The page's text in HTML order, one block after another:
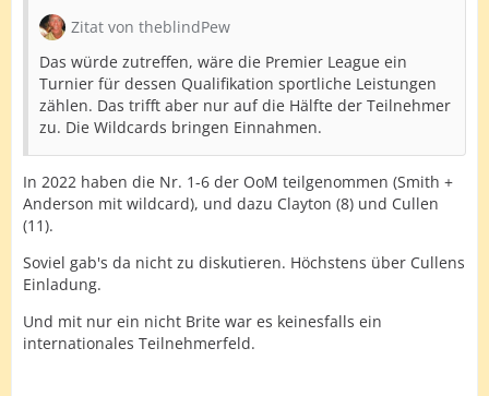
Zitat von theblindPew
Das würde zutreffen, wäre die Premier League ein
Turnier für dessen Qualifikation sportliche Leistungen
zählen. Das trifft aber nur auf die Hälfte der Teilnehmer
zu. Die Wildcards bringen Einnahmen.
In 2022 haben die Nr. 1-6 der OoM teilgenommen (Smith +
Anderson mit wildcard), und dazu Clayton (8) und Cullen
(11).
Soviel gab's da nicht zu diskutieren. Höchstens über Cullens
Einladung.
Und mit nur ein nicht Brite war es keinesfalls ein
internationales Teilnehmerfeld.